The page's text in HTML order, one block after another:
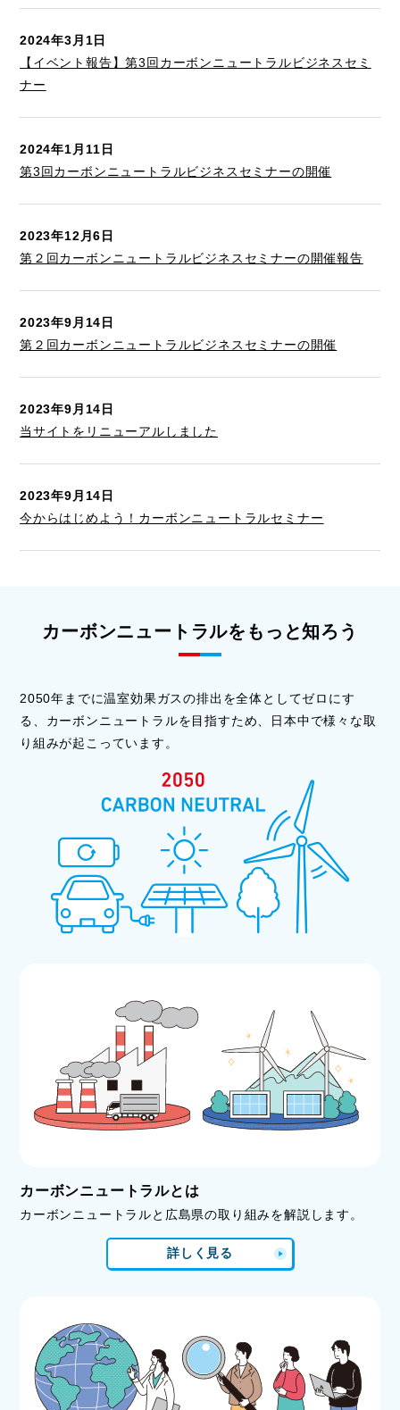
2024年3月1日
【イベント報告】第3回カーボンニュートラルビジネスセミ
ナー
2024年1月11日
第3回カーボンニュートラルビジネスセミナーの開催
2023年12月6日
第２回カーボンニュートラルビジネスセミナーの開催報告
2023年9月14日
第２回カーボンニュートラルビジネスセミナーの開催
2023年9月14日
当サイトをリニューアルしました
2023年9月14日
今からはじめよう！カーボンニュートラルセミナー
カーボンニュートラルをもっと知ろう
2050年までに温室効果ガスの排出を全体としてゼロにす
る、カーボンニュートラルを目指すため、日本中で様々な取
り組みが起こっています。
カーボンニュートラルとは
カーボンニュートラルと広島県の取り組みを解説します。
詳しく見る